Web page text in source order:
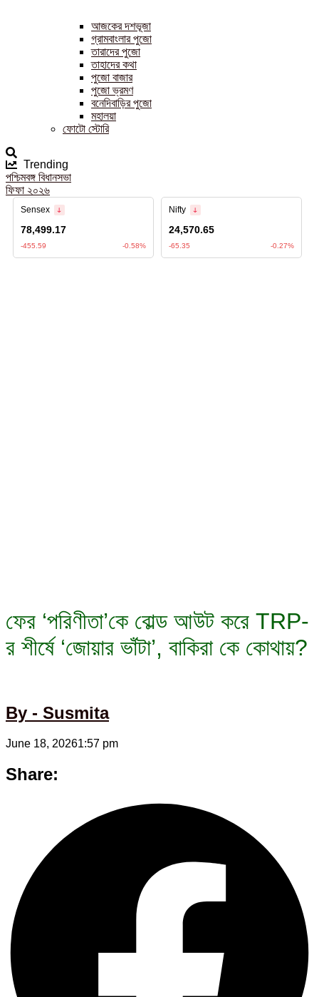
আজকের দশভূজা
গ্রামবাংলার পুজো
তারাদের পুজো
তাহাদের কথা
পুজো বাজার
পুজো ভ্রমণ
বনেদিবাড়ির পুজো
মহালয়া
ফোটো স্টোরি
Trending
পশ্চিমবঙ্গ বিধানসভা
ফিফা ২০২৬
ফের ‘পরিণীতা’কে বোল্ড আউট করে TRP-
র শীর্ষে ‘জোয়ার ভাঁটা’, বাকিরা কে কোথায়?
By - Susmita
June 18, 20261:57 pm
Share: